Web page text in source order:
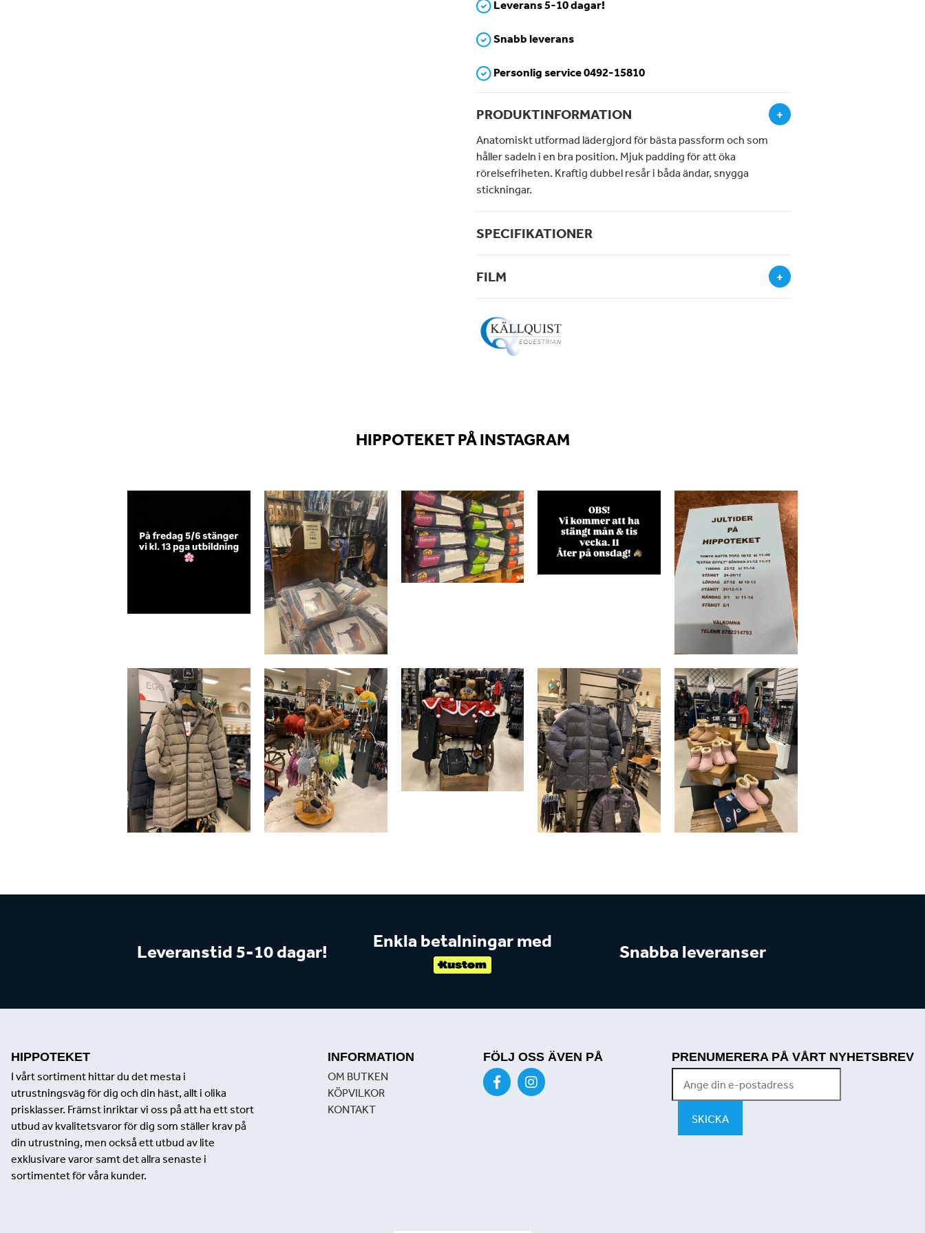
Leverans 5-10 dagar!
Snabb leverans
Personlig service 0492-15810
PRODUKTINFORMATION +
Anatomiskt utformad lädergjord för bästa passform och som
håller sadeln i en bra position. Mjuk padding för att öka
rörelsefriheten. Kraftig dubbel resår i båda ändar, snygga
stickningar.
SPECIFIKATIONER
FILM +
HIPPOTEKET PÅ INSTAGRAM
Leveranstid 5-10 dagar!
Enkla betalningar med
Snabba leveranser
HIPPOTEKET
I vårt sortiment hittar du det mesta i
utrustningsväg för dig och din häst, allt i olika
prisklasser. Främst inriktar vi oss på att ha ett stort
utbud av kvalitetsvaror för dig som ställer krav på
din utrustning, men också ett utbud av lite
exklusivare varor samt det allra senaste i
sortimentet för våra kunder.
INFORMATION
OM BUTKEN
KÖPVILKOR
KONTAKT
FÖLJ OSS ÄVEN PÅ PRENUMERERA PÅ VÅRT NYHETSBREV